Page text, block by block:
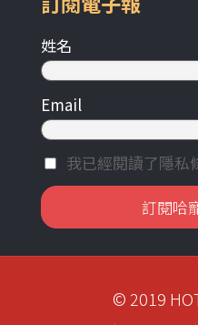
姓名
Email
我已經閱讀了隱私
© 2019